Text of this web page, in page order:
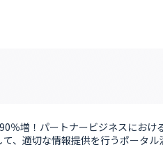
％増！パートナービジネスにおけ
て、適切な情報提供を行うポータル